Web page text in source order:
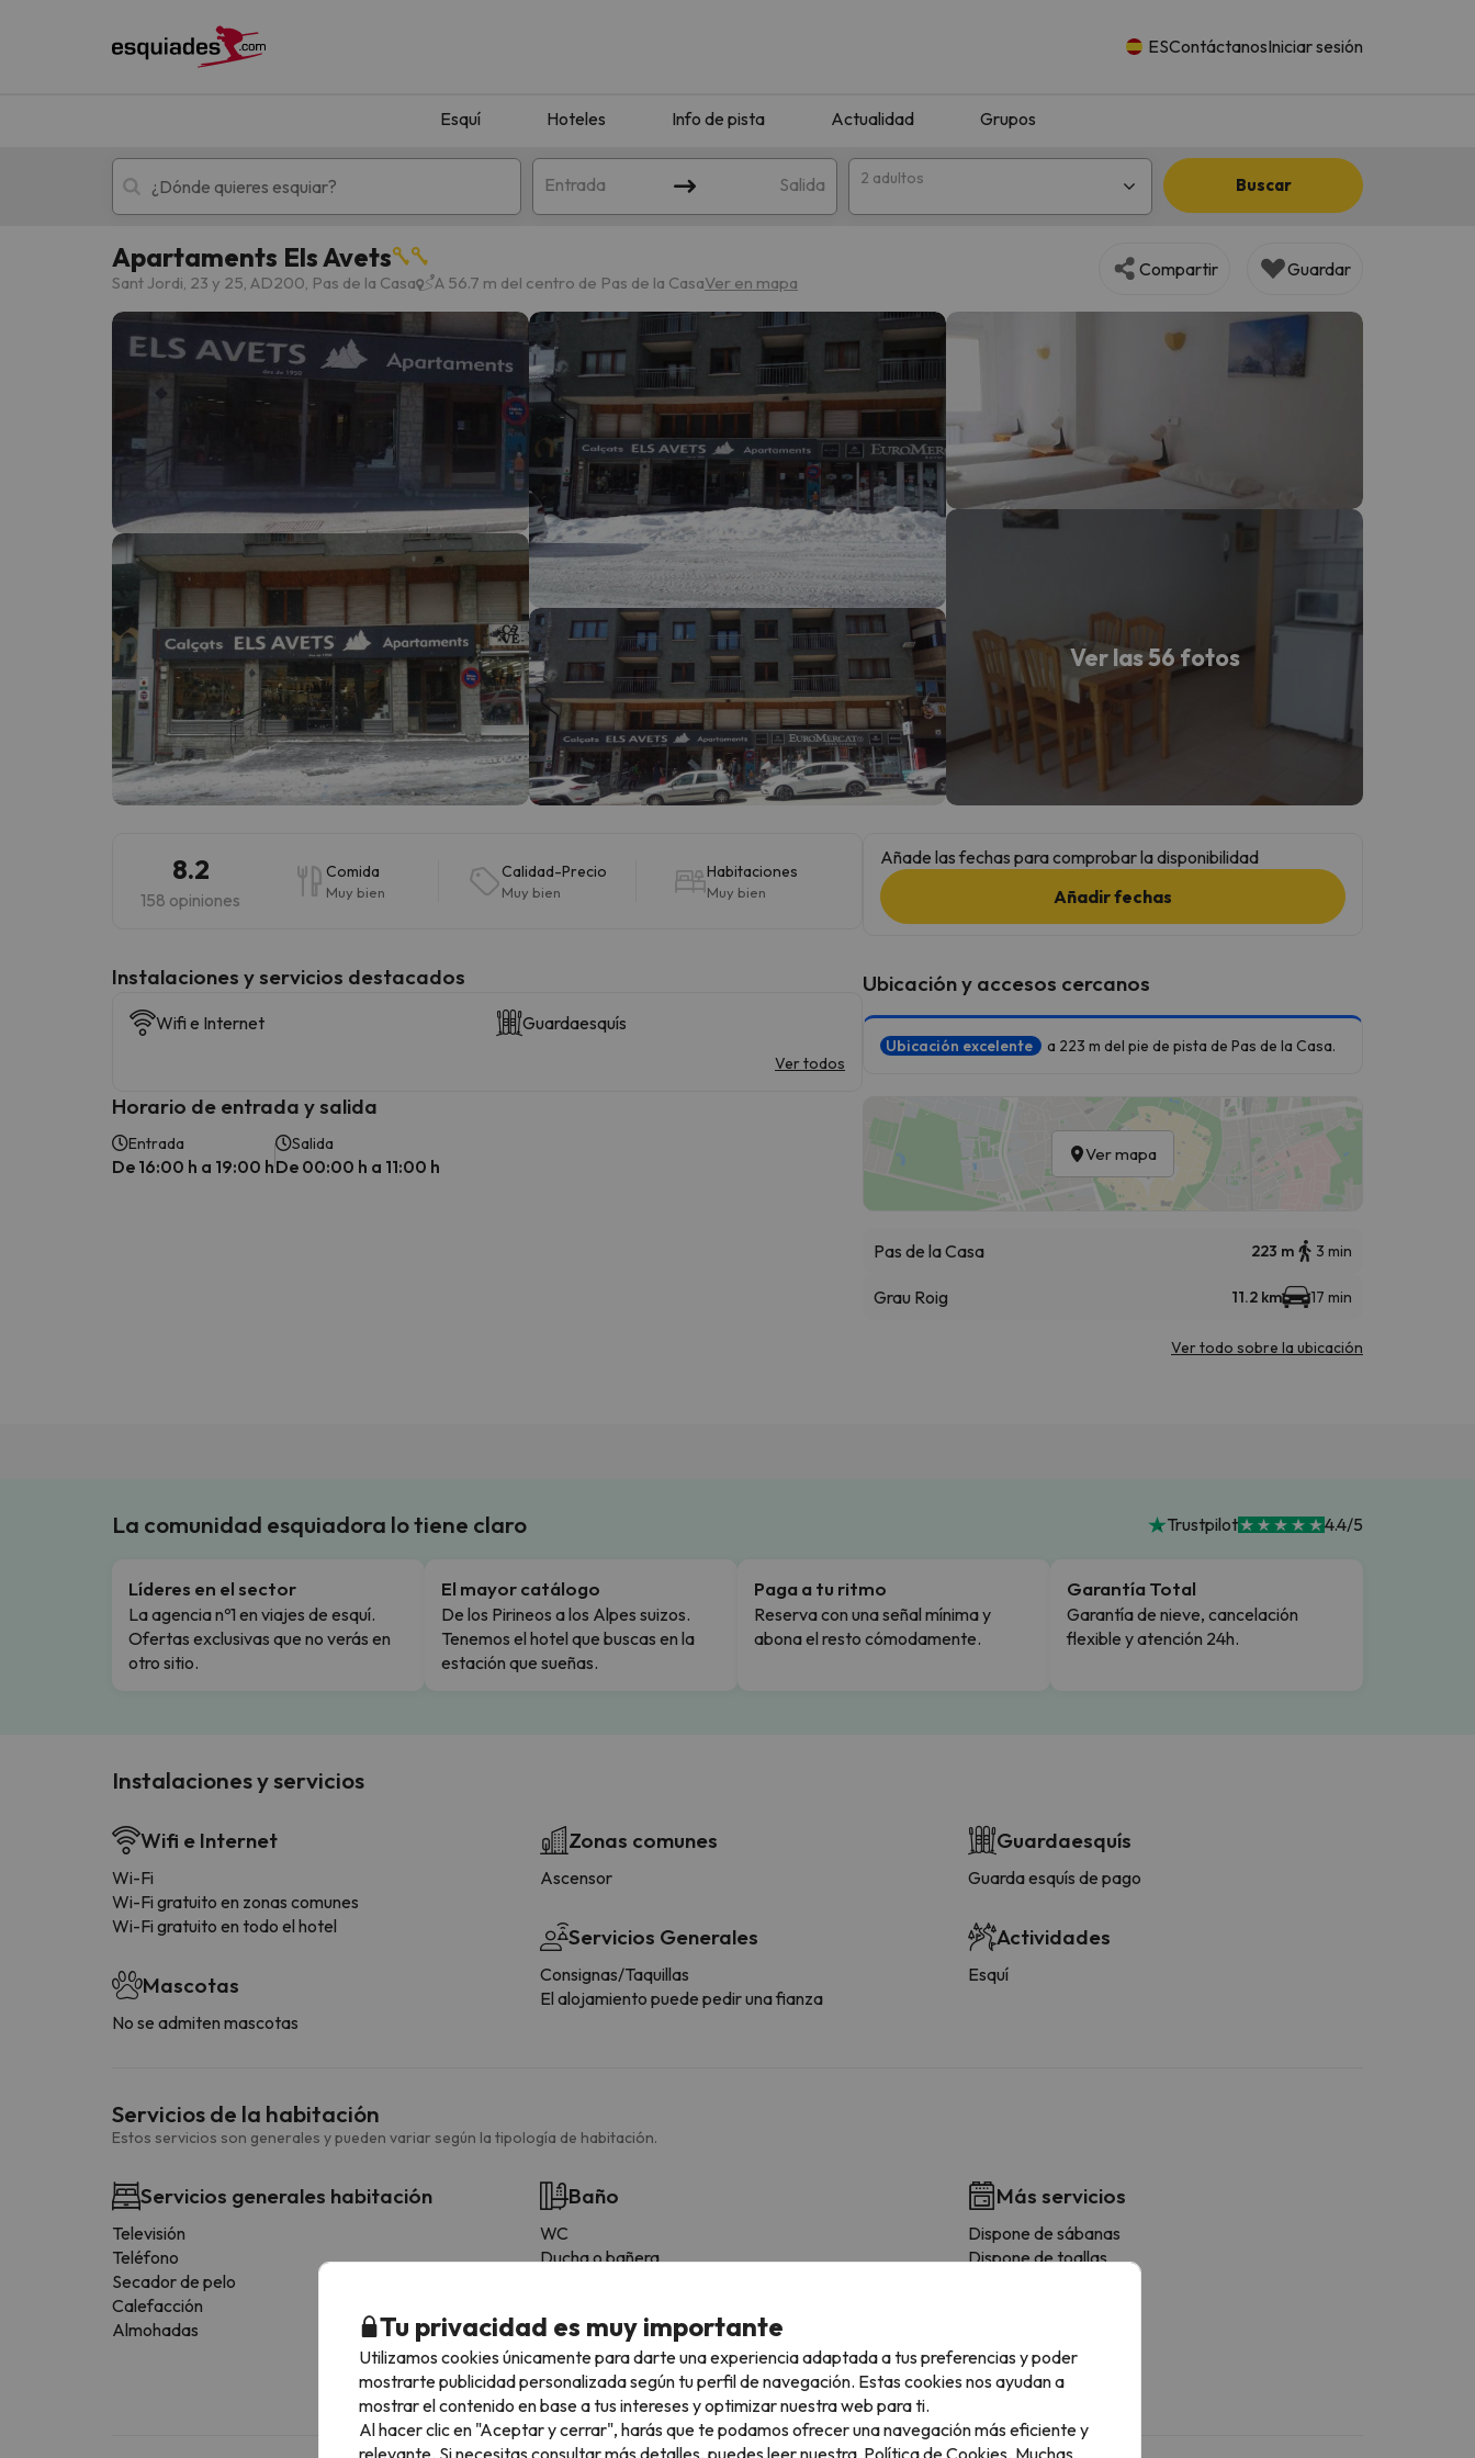
ESContáctanosIniciar sesión
Esquí Hoteles Info de pista Actualidad Grupos
Entrada Salida 2 adultos Buscar
Esquí Escapadas
¡Vaya! No hemos encontrado ningún resultado que coincida con tu búsqueda. Prueba a modificar el destino.
¡Vaya! Parece que nuestro buscador ha perdido el norte. En cuanto encuentre su brújula vuelve.
Apartaments Els Avets
Sant Jordi, 23 y 25, AD200, Pas de la Casa A 56.7 m del centro de Pas de la CasaVer en mapa
Compartir Guardar
Ver las 56 fotos
8.2
158 opiniones
Comida
Muy bien
Calidad-Precio
Muy bien
Habitaciones
Muy bien
Instalaciones y servicios destacados
Wifi e Internet Guardaesquís
Ver todos
Horario de entrada y salida
Entrada
De 16:00 h a 19:00 h
Salida
De 00:00 h a 11:00 h
Añade las fechas para comprobar la disponibilidad
Añadir fechas
Ubicación y accesos cercanos
Ubicación excelente a 223 m del pie de pista de Pas de la Casa.
Ver mapa
Pas de la Casa 223 m 3 min
Grau Roig 11.2 km 17 min
Ver todo sobre la ubicación
La comunidad esquiadora lo tiene claro Trustpilot 4.4/5
Líderes en el sector
La agencia nº1 en viajes de esquí.
Ofertas exclusivas que no verás en
otro sitio.
El mayor catálogo
De los Pirineos a los Alpes suizos.
Tenemos el hotel que buscas en la
estación que sueñas.
Paga a tu ritmo
Reserva con una señal mínima y
abona el resto cómodamente.
Garantía Total
Garantía de nieve, cancelación
flexible y atención 24h.
Instalaciones y servicios
Wifi e Internet
Wi-Fi
Wi-Fi gratuito en zonas comunes
Wi-Fi gratuito en todo el hotel
Mascotas
No se admiten mascotas
Zonas comunes
Ascensor
Servicios Generales
Consignas/Taquillas
El alojamiento puede pedir una fianza
Guardaesquís
Guarda esquís de pago
Actividades
Esquí
Servicios de la habitación
Estos servicios son generales y pueden variar según la tipología de habitación.
Servicios generales habitación
Televisión
Teléfono
Secador de pelo
Calefacción
Almohadas
Baño
WC
Ducha o bañera
Más servicios
Dispone de sábanas
Dispone de toallas
Mesas/Sillas
Tu privacidad es muy importante
Utilizamos cookies únicamente para darte una experiencia adaptada a tus preferencias y poder
mostrarte publicidad personalizada según tu perfil de navegación. Estas cookies nos ayudan a
mostrar el contenido en base a tus intereses y optimizar nuestra web para ti.
Al hacer clic en "Aceptar y cerrar", harás que te podamos ofrecer una navegación más eficiente y
relevante. Si necesitas consultar más detalles, puedes leer nuestra Política de Cookies. Muchas